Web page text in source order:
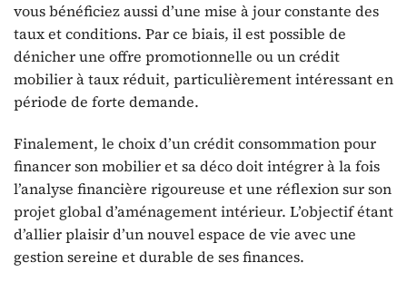
vous bénéficiez aussi d’une mise à jour constante des
taux et conditions. Par ce biais, il est possible de
dénicher une offre promotionnelle ou un crédit
mobilier à taux réduit, particulièrement intéressant en
période de forte demande.
Finalement, le choix d’un crédit consommation pour
financer son mobilier et sa déco doit intégrer à la fois
l’analyse financière rigoureuse et une réflexion sur son
projet global d’aménagement intérieur. L’objectif étant
d’allier plaisir d’un nouvel espace de vie avec une
gestion sereine et durable de ses finances.